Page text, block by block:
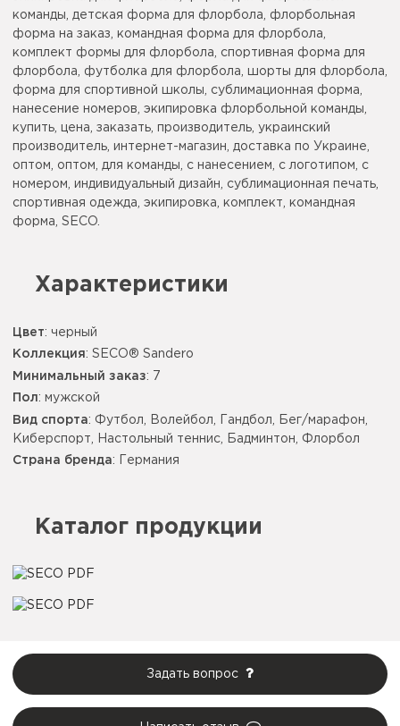
команды, детская форма для флорбола, флорбольная
форма на заказ, командная форма для флорбола,
комплект формы для флорбола, спортивная форма для
флорбола, футболка для флорбола, шорты для флорбола,
форма для спортивной школы, сублимационная форма,
нанесение номеров, экипировка флорбольной команды,
купить, цена, заказать, производитель, украинский
производитель, интернет-магазин, доставка по Украине,
оптом, оптом, для команды, с нанесением, с логотипом, с
номером, индивидуальный дизайн, сублимационная печать,
спортивная одежда, экипировка, комплект, командная
форма, SECO.
Характеристики
Цвет: черный
Коллекция : SECO® Sandero
Минимальный заказ: 7
Пол : мужской
Вид спорта: Футбол, Волейбол, Гандбол, Бег/марафон,
Киберспорт, Настольный теннис, Бадминтон, Флорбол
Страна бренда: Германия
Каталог продукции
Задать вопрос